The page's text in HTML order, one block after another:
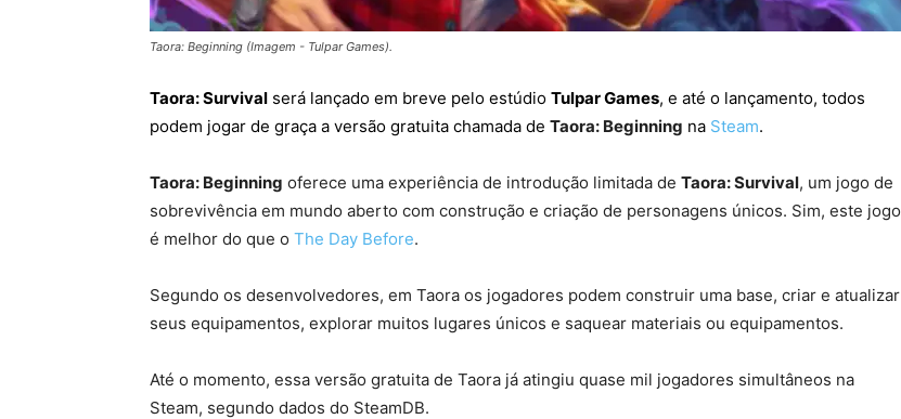
Taora: Beginning (Imagem - Tulpar Games).
Taora: Survival será lançado em breve pelo estúdio Tulpar Games, e até o lançamento, todos
podem jogar de graça a versão gratuita chamada de Taora: Beginning na Steam.
Taora: Beginning oferece uma experiência de introdução limitada de Taora: Survival, um jogo de
sobrevivência em mundo aberto com construção e criação de personagens únicos. Sim, este jogo
é melhor do que o The Day Before.
Segundo os desenvolvedores, em Taora os jogadores podem construir uma base, criar e atualizar
seus equipamentos, explorar muitos lugares únicos e saquear materiais ou equipamentos.
Até o momento, essa versão gratuita de Taora já atingiu quase mil jogadores simultâneos na
Steam, segundo dados do SteamDB.